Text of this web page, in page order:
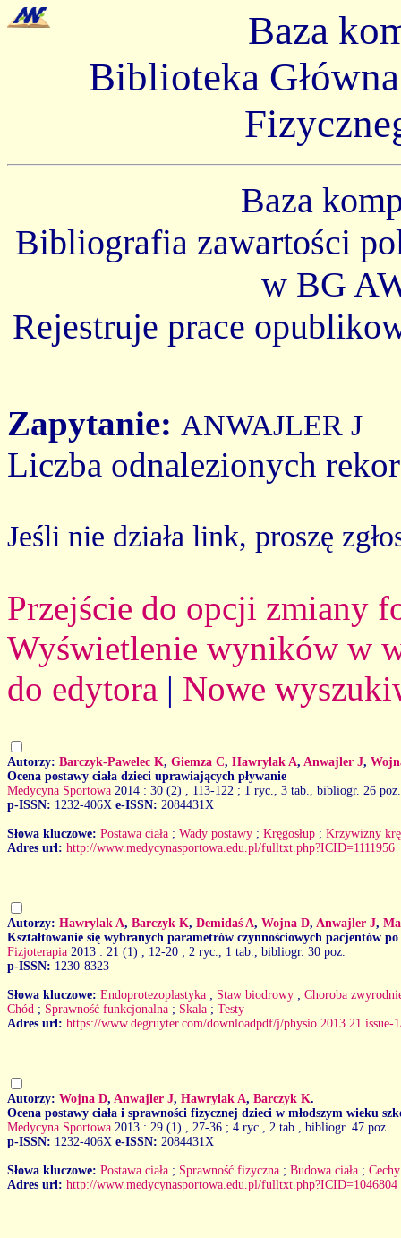
Baza
Biblioteka
Baza
Bibliografia zawartości
w BG
Rejestruje prace
Zapytanie: ANWAJLER J
Liczba odnalezionych
Jeśli nie działa link, proszę
Przejście do opcji zmiany
Wyświetlenie wyników w
do edytora | Nowe
Autorzy: Barczyk-Pawelec K, Giemza C, Hawrylak A, Anwajler J,
Ocena postawy ciała dzieci uprawiających pływanie
Medycyna Sportowa 2014 : 30 (2)
, 113-122 ; 1 ryc., 3 tab., bibliogr. 26 poz.
p-ISSN: 1232-406X e-ISSN: 2084431X
Słowa kluczowe: Postawa ciała ; Wady postawy ; Kręgosłup ; Krzywizny
Adres url: http://www.medycynasportowa.edu.pl/fulltxt.php?ICID=1111956
Autorzy: Hawrylak A, Barczyk K, Demidaś A, Wojna D, Anwajler J,
Kształtowanie się wybranych parametrów czynnościowych pacjentów
Fizjoterapia 2013 : 21 (1)
, 12-20 ; 2 ryc., 1 tab., bibliogr. 30 poz.
p-ISSN: 1230-8323
Słowa kluczowe: Endoprotezoplastyka ; Staw biodrowy ; Choroba
Chód ; Sprawność funkcjonalna ; Skala ; Testy
Adres url: https://www.degruyter.com/downloadpdf/j/
Autorzy: Wojna D, Anwajler J, Hawrylak A, Barczyk K.
Ocena postawy ciała i sprawności fizycznej dzieci w młodszym wieku
Medycyna Sportowa 2013 : 29 (1)
, 27-36 ; 4 ryc., 2 tab., bibliogr. 47 poz.
p-ISSN: 1232-406X e-ISSN: 2084431X
Słowa kluczowe: Postawa ciała ; Sprawność fizyczna ; Budowa ciała ;
Adres url: http://www.medycynasportowa.edu.pl/fulltxt.php?ICID=1046804